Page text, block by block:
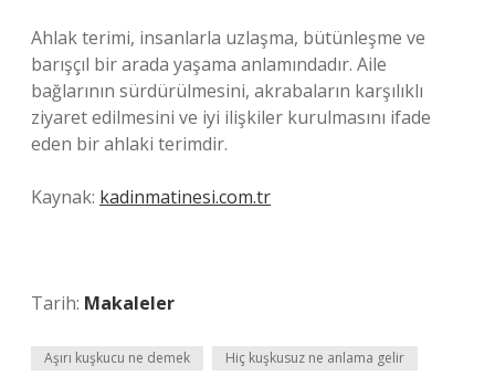
Ahlak terimi, insanlarla uzlaşma, bütünleşme ve
barışçıl bir arada yaşama anlamındadır. Aile
bağlarının sürdürülmesini, akrabaların karşılıklı
ziyaret edilmesini ve iyi ilişkiler kurulmasını ifade
eden bir ahlaki terimdir.
Kaynak: kadinmatinesi.com.tr
Tarih: Makaleler
Aşırı kuşkucu ne demek Hiç kuşkusuz ne anlama gelir